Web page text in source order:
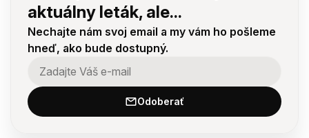
aktuálny leták, ale...
Nechajte nám svoj email a my vám ho pošleme
hneď, ako bude dostupný.
Odoberať